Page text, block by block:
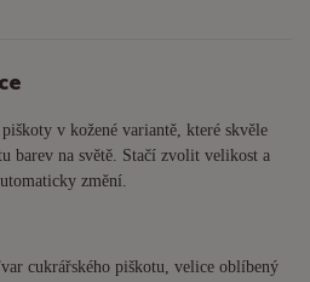
v kožené variantě, které skvěle
barev na světě. Stačí zvolit velikost a
změní.
cukrářského piškotu, velice oblíbený